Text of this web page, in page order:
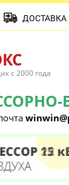
с 2000 года
ДОСТАВКА